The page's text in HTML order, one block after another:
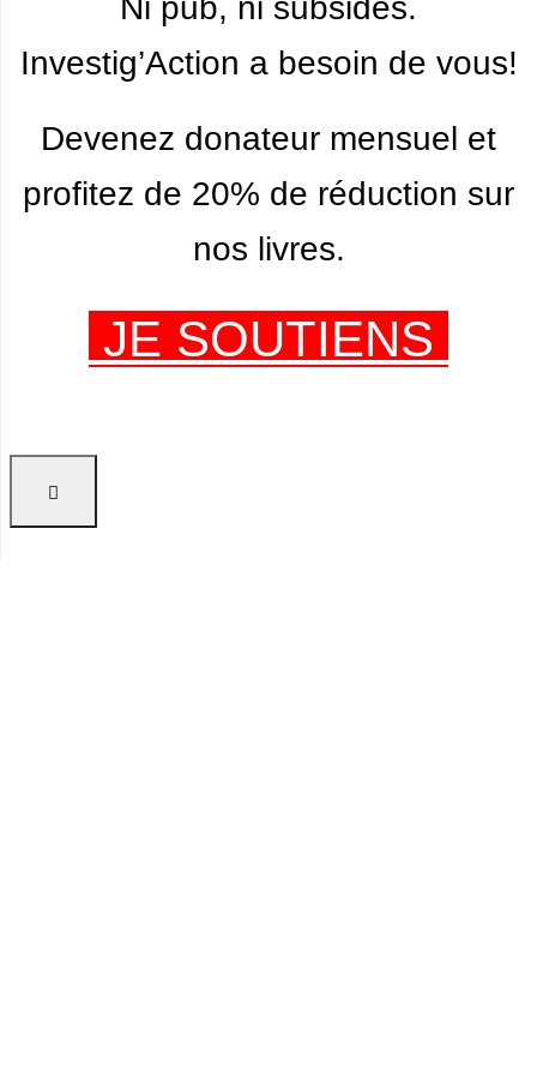
Ni pub, ni subsides.
Investig’Action a besoin de vous!
Devenez donateur mensuel et
profitez de 20% de réduction sur
nos livres.
JE SOUTIENS